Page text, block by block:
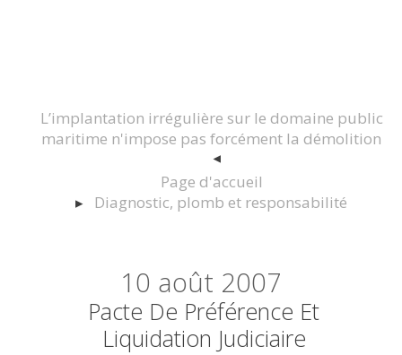
L’implantation irrégulière sur le domaine public
maritime n'impose pas forcément la démolition
Page d'accueil
Diagnostic, plomb et responsabilité
10 août 2007
Pacte De Préférence Et
Liquidation Judiciaire